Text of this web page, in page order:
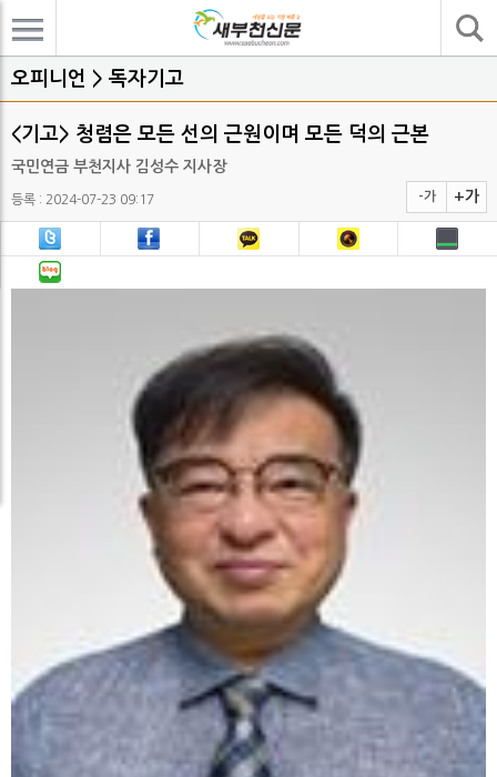
오피니언 > 독자기고
<기고> 청렴은 모든 선의 근원이며 모든 덕의 근본
국민연금 부천지사 김성수 지사장
등록 : 2024-07-23 09:17 -가 +가